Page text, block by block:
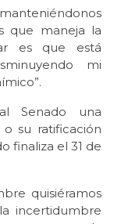
que maneja la
es que está
mi
Senado una
su ratificación
finaliza el 31 de
quisiéramos
incertidumbre